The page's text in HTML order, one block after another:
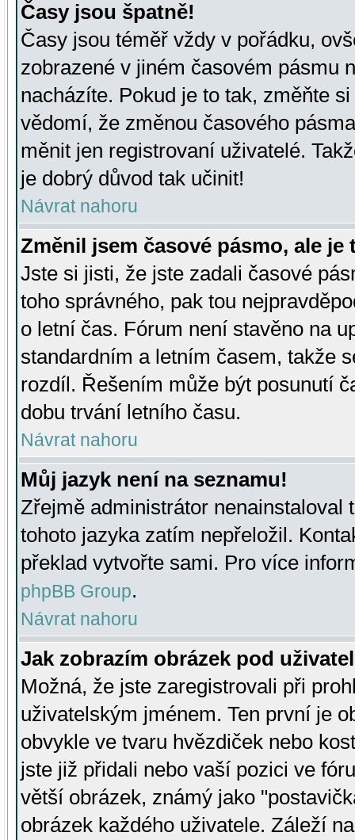
Časy jsou špatně!
Časy jsou téměř vždy v pořádku,
zobrazené v jiném časovém pásmu
nacházíte. Pokud je to tak, změňte
vědomí, že změnou časového
měnit jen registrovaní uživatelé.
je dobrý důvod tak učinit!
Návrat nahoru
Změnil jsem časové pásmo, ale je
Jste si jisti, že jste zadali časové
toho správného, pak tou
o letní čas. Fórum není stavěno na
standardním a letním časem, takže
rozdíl. Řešením může být posunutí
dobu trvání letního času.
Návrat nahoru
Můj jazyk není na seznamu!
Zřejmě administrátor nenainstaloval
tohoto jazyka zatím nepřeložil.
překlad vytvořte sami. Pro více
phpBB Group.
Návrat nahoru
Jak zobrazím obrázek pod
Možná, že jste zaregistrovali při
uživatelským jménem. Ten první je
obvykle ve tvaru hvězdiček nebo
jste již přidali nebo vaší pozici ve
větší obrázek, známý jako
obrázek každého uživatele. Záleží